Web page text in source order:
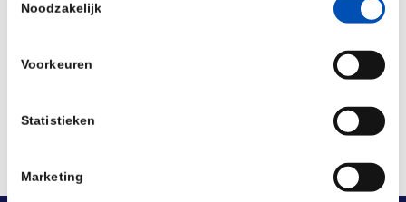
Noodzakelijk
Voorkeuren
Statistieken
Marketing